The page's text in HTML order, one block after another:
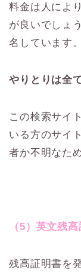
料金は人によ
が良いでしょ
名しています
やりとりは全
この検索サイ
いる方のサイ
者か不明なた
（5）英文残
残高証明書を